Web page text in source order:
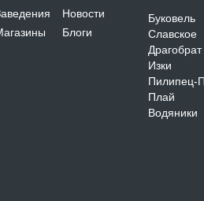
Новости
Блоги
Буковель
Славское
Драгобрат
Изки
Пилипец-
Плай
Водяники